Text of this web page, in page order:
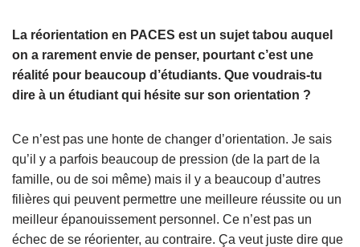
La réorientation en PACES est un sujet tabou auquel
on a rarement envie de penser, pourtant c’est une
réalité pour beaucoup d’étudiants. Que voudrais-tu
dire à un étudiant qui hésite sur son orientation ?
Ce n’est pas une honte de changer d’orientation. Je sais
qu’il y a parfois beaucoup de pression (de la part de la
famille, ou de soi même) mais il y a beaucoup d’autres
filières qui peuvent permettre une meilleure réussite ou un
meilleur épanouissement personnel. Ce n’est pas un
échec de se réorienter, au contraire. Ça veut juste dire que